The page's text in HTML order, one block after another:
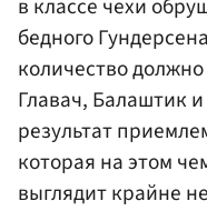
в классе чехи
бедного
количество
Главач, Балаштик
результат
которая на этом
выглядит крайне